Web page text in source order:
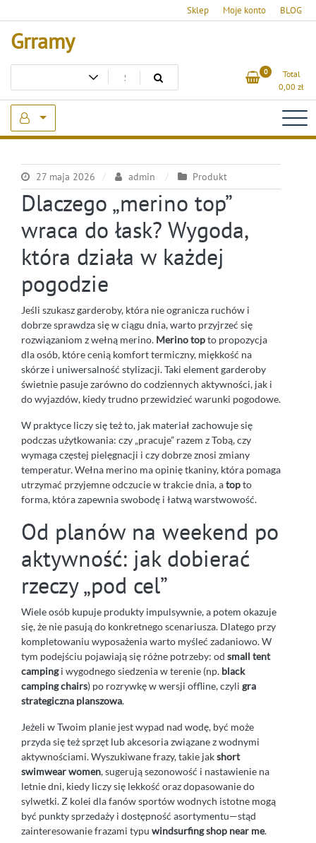
to
content
Sklep Moje konto BLOG
Grramy
0
Total
0,00 zł
27 maja 2026 admin Produkt
Dlaczego „merino top”
wraca do łask? Wygoda,
która działa w każdej
pogodzie
Jeśli szukasz garderoby, która nie ogranicza ruchów i
dobrze sprawdza się w ciągu dnia, warto przyjrzeć się
rozwiązaniom z wełną merino. Merino topto propozycja
dla osób, które cenią komfort termiczny, miękkość na
skórze i uniwersalność stylizacji. Taki element garderoby
świetnie pasuje zarówno do codziennych aktywności, jak i
do wyjazdów, kiedy trudno przewidzieć warunki pogodowe.
W praktyce liczy się też to, jak materiał zachowuje się
podczas użytkowania: czy „pracuje” razem z Tobą, czy
wymaga częstej pielęgnacji i czy dobrze znosi zmiany
temperatur. Wełna merino ma opinię tkaniny, która pomaga
utrzymać przyjemne odczucie w trakcie dnia, atopto
forma, która zapewnia swobodę i łatwą warstwowość.
Od planów na weekend po
aktywność: jak dobierać
rzeczy „pod cel”
Wiele osób kupuje produkty impulsywnie, a potem okazuje
się, że nie pasują do konkretnego scenariusza. Dlatego przy
kompletowaniu wyposażenia warto myśleć zadaniowo. W
tym podejściu pojawiają się różne potrzeby: od small tent
campingi wygodnego siedzenia w terenie (np. black
camping chairs) po rozrywkę w wersji offline, czyli gra
strategiczna planszowa.
Jeżeli w Twoim planie jest wypad nad wodę, być może
przyda się też sprzęt lub akcesoria związane z wodnymi
aktywnościami. Wyszukiwane frazy, takie jakshort
swimwear women, sugerują sezonowość i nastawienie na
letnie dni, kiedy liczy się lekkość oraz dopasowanie do
sylwetki. Z kolei dla fanów sportów wodnych istotne mogą
być punkty sprzedaży i dostępność asortymentu—stąd
zainteresowanie frazami typu windsurfing shop near me.